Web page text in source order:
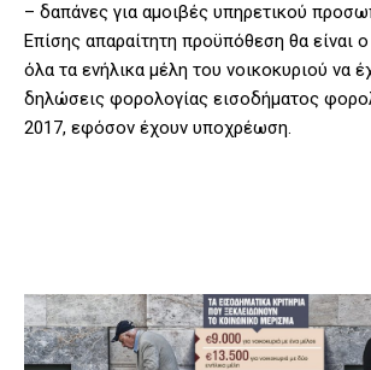
– δαπάνες για αμοιβές υπηρετικού
Επίσης απαραίτητη προϋπόθεση θα είναι
όλα τα ενήλικα μέλη του νοικοκυριού να
δηλώσεις φορολογίας εισοδήματος
2017, εφόσον έχουν υποχρέωση.